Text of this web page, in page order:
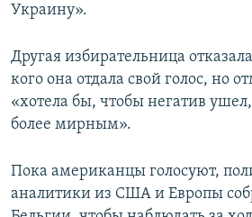
Украину».
Другая избирательница
кого она отдала свой голос, но
«хотела бы, чтобы негатив
более мирным».
Пока американцы голосуют,
аналитики из США и Европы